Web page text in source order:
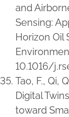
and
Sensing:
Horizon Oil
10.1016/
Tao, F., Qi,
Digital
toward